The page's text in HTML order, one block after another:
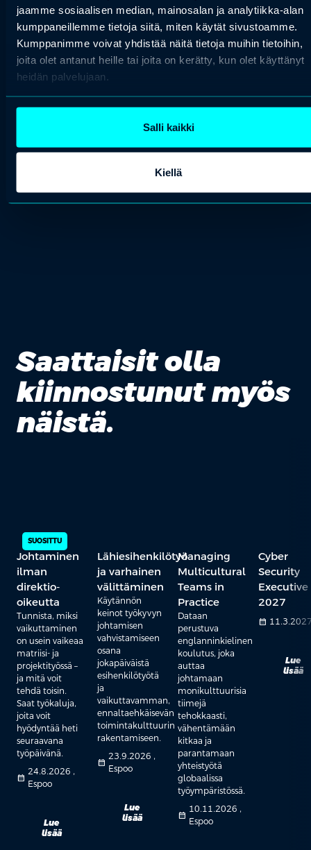
jaamme sosiaalisen median, mainosalan ja analytiikka-alan
kumppaneillemme tietoja siitä, miten käytät sivustoamme.
Kumppanimme voivat yhdistää näitä tietoja muihin tietoihin,
joita olet antanut heille tai joita on kerätty, kun olet käyttänyt
heidän palvelujaan.
Salli kaikki
Kiellä
N/A
Saattaisit olla
kiinnostunut myös
näistä.
SUOSITTU
Johtaminen
ilman
direktio-
oikeutta
Tunnista, miksi
vaikuttaminen
on usein vaikeaa
matriisi- ja
projektityössä –
ja mitä voit
tehdä toisin.
Saat työkaluja,
joita voit
hyödyntää heti
seuraavana
työpäivänä.
calendar_month
24.8.2026 ,
Espoo
Lue
lisää
Lähiesihenkilötyö
ja varhainen
välittäminen
Käytännön
keinot työkyvyn
johtamisen
vahvistamiseen
osana
jokapäiväistä
esihenkilötyötä
ja
vaikuttavamman,
ennaltaehkäisevän
toimintakulttuurin
rakentamiseen.
calendar_month
23.9.2026 ,
Espoo
Lue
lisää
Managing
Multicultural
Teams in
Practice
Dataan
perustuva
englanninkielinen
koulutus, joka
auttaa
johtamaan
monikulttuurisia
tiimejä
tehokkaasti,
vähentämään
kitkaa ja
parantamaan
yhteistyötä
globaalissa
työympäristössä.
calendar_month
10.11.2026 ,
Espoo
Cyber
Security
Executive
2027
calendar_month
Lue
lisää